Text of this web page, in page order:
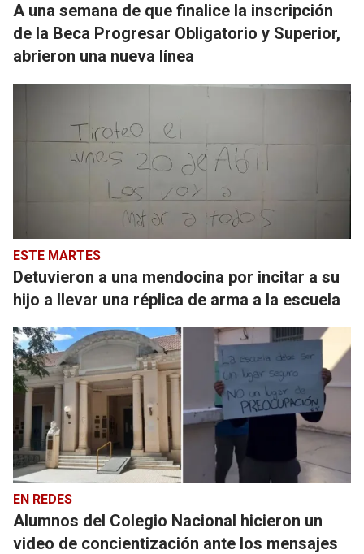
A una semana de que finalice la inscripción
de la Beca Progresar Obligatorio y Superior,
abrieron una nueva línea
ESTE MARTES
Detuvieron a una mendocina por incitar a su
hijo a llevar una réplica de arma a la escuela
EN REDES
Alumnos del Colegio Nacional hicieron un
video de concientización ante los mensajes